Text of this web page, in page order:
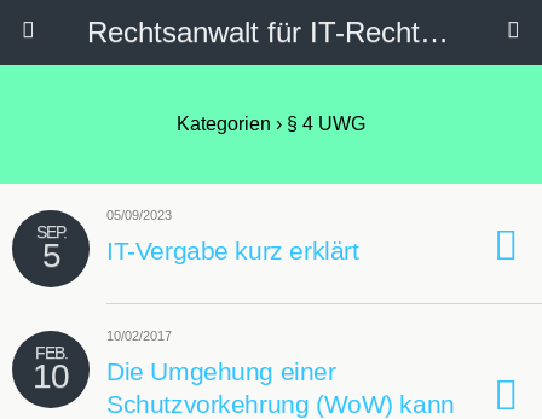
Rechtsanwalt für IT-Recht, Internetrecht, Datenschutz & Social Media
Kategorien › § 4 UWG
SEP.
5
05/09/2023
IT-Vergabe kurz erklärt
FEB.
10
10/02/2017
Die Umgehung einer
Schutzvorkehrung (WoW) kann